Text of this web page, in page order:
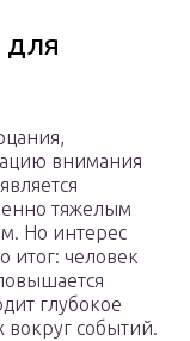
для
внимания
тяжелым
Но интерес
итог: человек
глубокое
вокруг событий.